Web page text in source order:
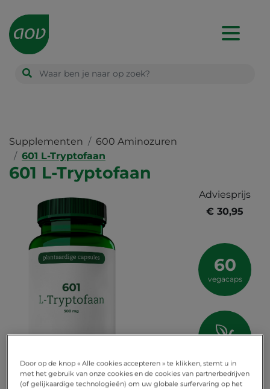
Main
navigation
Supplementen
600 Aminozuren
601 L-Tryptofaan
601 L-Tryptofaan
Adviesprijs
€ 30,95
60
vegacaps
Door op de knop « Alle cookies accepteren » te klikken, stemt u in
met het gebruik van onze cookies en de cookies van partnerbedrijven
(of gelijkaardige technologieën) om uw globale surfervaring op het